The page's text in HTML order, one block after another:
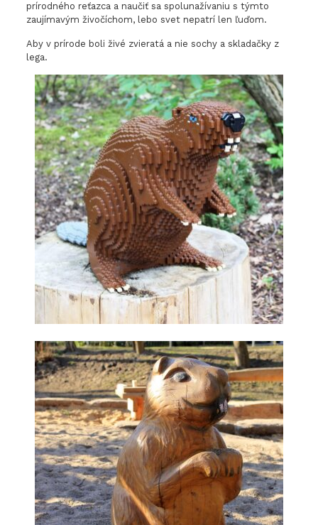
prírodného reťazca a naučiť sa spolunažívaniu s týmto
zaujímavým živočíchom, lebo svet nepatrí len ľuďom.
Aby v prírode boli živé zvieratá a nie sochy a skladačky z
lega.